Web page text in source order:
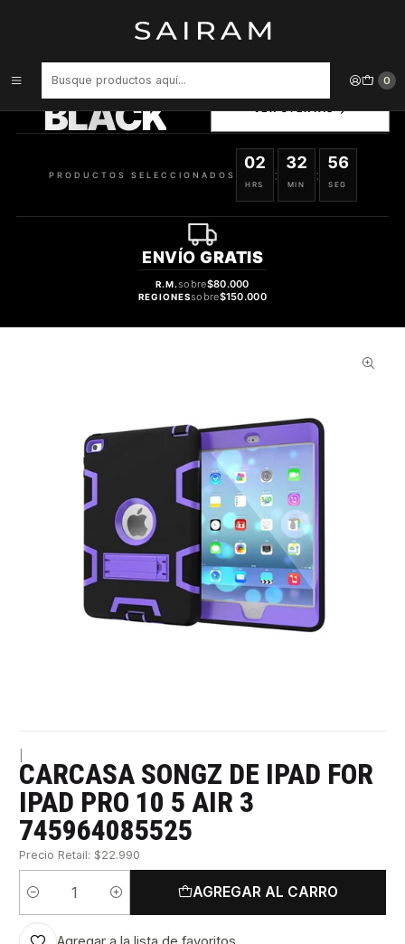
0
Carcasa Songz De Ipad For Ipad Pro 10 5 Air 3 745964085525
BLACK
SELECCIONADOS
PRODUCTOS SELECCIONADOS
02
HRS
:
32
MIN
:
55
SEG
ENVÍO GRATIS
R.M.sobre$80.000
REGIONESsobre$150.000
CARCASA SONGZ DE IPAD FOR
IPAD PRO 10 5 AIR 3
745964085525
Precio Retail: $22.990
Cantidad
AGREGAR AL CARRO